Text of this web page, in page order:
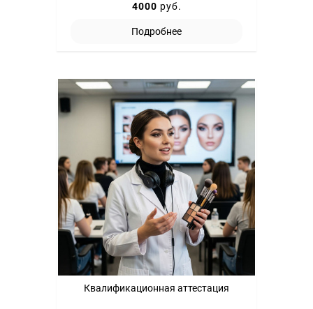
4000 руб.
Подробнее
Квалификационная аттестация